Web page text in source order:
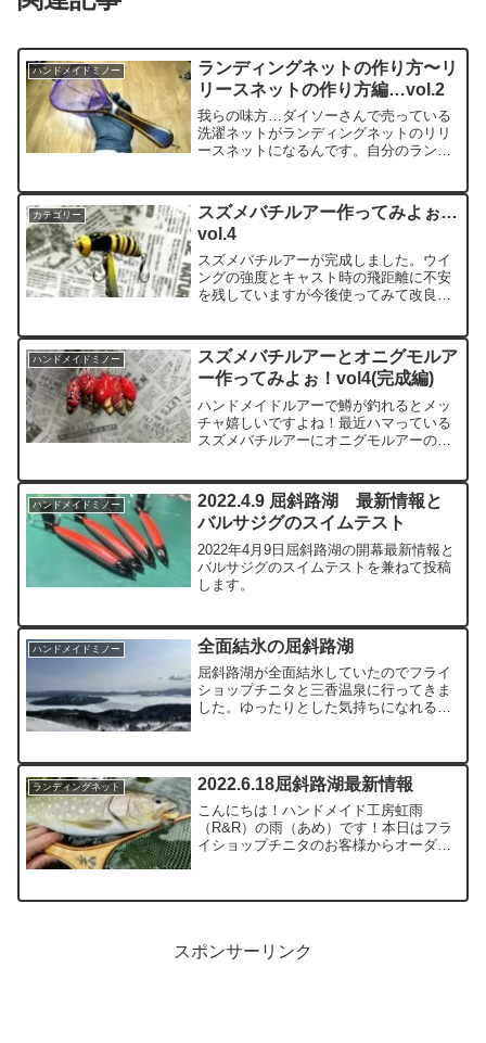
ハンドメイドミノー
ランディングネットの作り方〜リ
リースネットの作り方編…vol.2
我らの味方…ダイソーさんで売っている
洗濯ネットがランディングネットのリリ
ースネットになるんです。自分のランデ
カテゴリー
スズメバチルアー作ってみよぉ…
vol.4
スズメバチルアーが完成しました。ウイ
ングの強度とキャスト時の飛距離に不安
を残していますが今後使ってみて改良し
ハンドメイドミノー
スズメバチルアーとオニグモルア
ー作ってみよぉ！vol4(完成編)
ハンドメイドルアーで鱒が釣れるとメッ
チャ嬉しいですよね！最近ハマっている
スズメバチルアーにオニグモルアーのラ
いましたが本人は超真面目に作ってま
す。
ハンドメイドミノー
2022.4.9 屈斜路湖 最新情報と
バルサジグのスイムテスト
2022年4月9日屈斜路湖の開幕最新情報と
バルサジグのスイムテストを兼ねて投稿
します。
ハンドメイドミノー 全面結氷の屈斜路湖
屈斜路湖が全面結氷していたのでフライ
ショップチニタと三香温泉に行ってきま
した。ゆったりとした気持ちになれる時
ランディングネット 2022.6.18屈斜路湖最新情報
こんにちは！ハンドメイド工房虹雨
（R&R）の雨（あめ）です！本日はフラ
イショップチニタのお客様からオーダー
この時期旬の蝉フライで虹と雨を狙って
スポンサーリンク